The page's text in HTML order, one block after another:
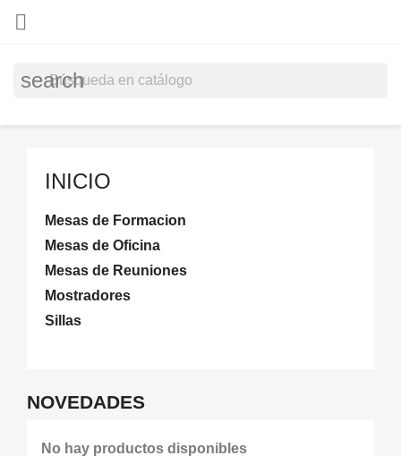

search
INICIO
Mesas de Formacion
Mesas de Oficina
Mesas de Reuniones
Mostradores
Sillas
NOVEDADES
No hay productos disponibles